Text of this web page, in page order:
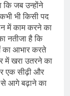
कि जब उन्होंने
भी किसी पद
में काम करने का
नतीजा है कि
का आभार करते
में खरा उतरने का
एक सीढ़ी और
आगे बढ़ाने का